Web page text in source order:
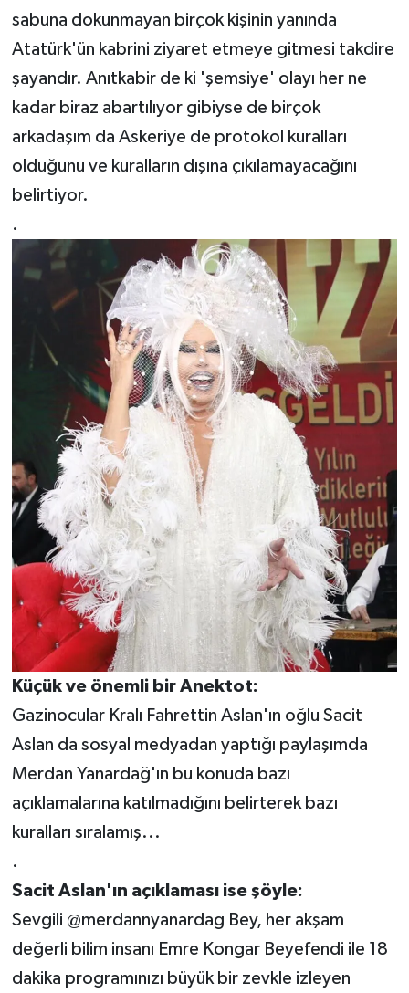
sabuna dokunmayan birçok kişinin yanında
Atatürk'ün kabrini ziyaret etmeye gitmesi takdire
şayandır. Anıtkabir de ki 'şemsiye' olayı her ne
kadar biraz abartılıyor gibiyse de birçok
arkadaşım da Askeriye de protokol kuralları
olduğunu ve kuralların dışına çıkılamayacağını
belirtiyor.
.
Küçük ve önemli bir Anektot:
Gazinocular Kralı Fahrettin Aslan'ın oğlu Sacit
Aslan da sosyal medyadan yaptığı paylaşımda
Merdan Yanardağ'ın bu konuda bazı
açıklamalarına katılmadığını belirterek bazı
kuralları sıralamış...
.
Sacit Aslan'ın açıklaması ise şöyle:
Sevgili @merdannyanardag Bey, her akşam
değerli bilim insanı Emre Kongar Beyefendi ile 18
dakika programınızı büyük bir zevkle izleyen